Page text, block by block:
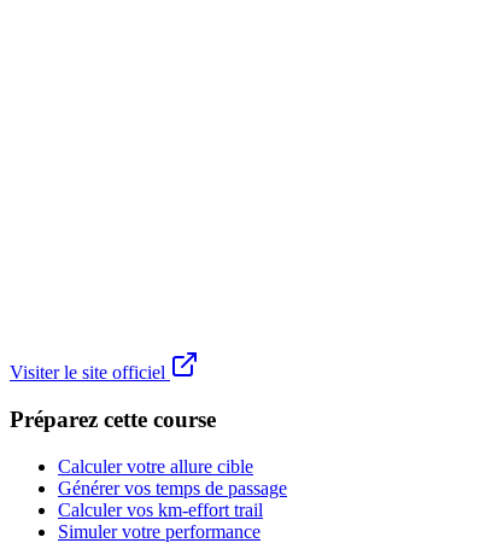
Visiter le site officiel
Préparez cette course
Calculer votre allure cible
Générer vos temps de passage
Calculer vos km-effort trail
Simuler votre performance